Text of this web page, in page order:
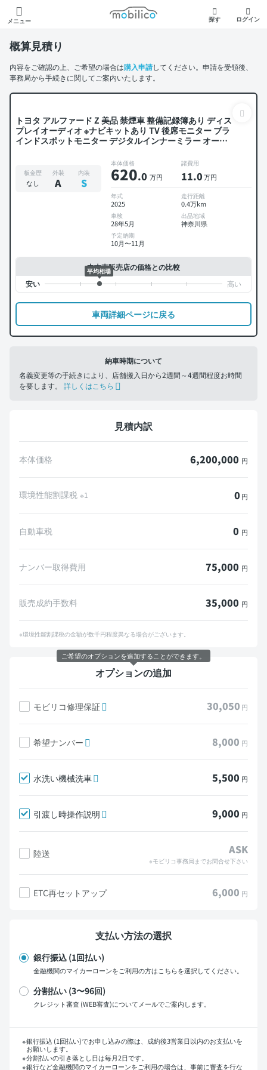
メニュー
モビリコ
探す ログイン
概算見積り
内容をご確認の上、ご希望の場合は購入申請してください。申請を受領後、
事務局から手続きに関してご案内いたします。
トヨタ アルファード Z 美品 禁煙車 整備記録簿あり ディス
プレイオーディオ ※ナビキットあり TV 後席モニター ブラ
インドスポットモニター デジタルインナーミラー オート
ックモニター 全方位カメラ ドライブレコーダー 衝突軽減
両側電動スライドドア 7人乗り
板金歴
なし
外装
A
内装
S
本体価格
620.0 万円
諸費用
11.0万円
年式
2025
走行距離
0.4万km
車検
28年5月
出品地域
神奈川県
予定納期
10月〜11月
中古車販売店の価格との比較
平均相場
車両詳細ページに戻る
納車時期について
名義変更等の手続きにより、店舗搬入日から2週間～4週間程度お時間
を要します。 詳しくはこちら
見積内訳
本体価格 6,200,000 円
環境性能割課税 ※1 0 円
自動車税 0 円
ナンバー取得費用 75,000 円
販売成約手数料 35,000 円
※環境性能割課税の金額が数千円程度異なる場合がございます。
オプションの追加
モビリコ修理保証 30,050 円
希望ナンバー 8,000 円
水洗い機械洗車 5,500 円
引渡し時操作説明 9,000 円
陸送 ASK
※モビリコ事務局までお問合せ下さい
ETC再セットアップ 6,000 円
支払い方法の選択
銀行振込 (1回払い)
金融機関のマイカーローンをご利用の方はこちらを選択してください。
分割払い (3〜96回)
クレジット審査 (WEB審査)についてメールでご案内します。
支払い回数
銀行振込 (1回払い)でお申し込みの際は、成約後3営業日以内のお支払いを
お願いします。
分割払いの引き落とし日は毎月2日です。
銀行など金融機関のマイカーローンをご利用の場合は、事前に審査を行な
ご希望のオプションを追加することができます。